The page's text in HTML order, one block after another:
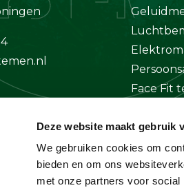
Deze website maakt gebruik
We gebruiken cookies om
bieden en om ons
met onze partners voor
Face Fit
Overige